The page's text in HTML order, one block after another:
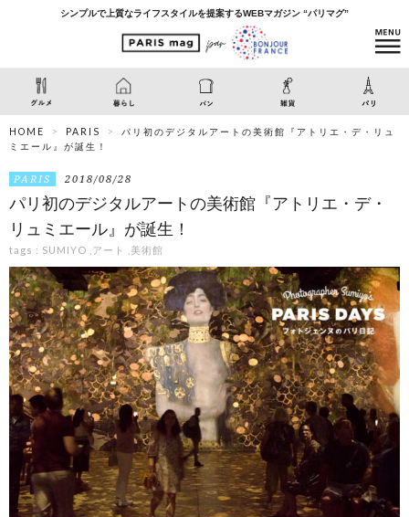
シンプルで上質なライフスタイルを提案するWEBマガジン “パリマグ”
HOME PARIS
パリ初のデジタルアートの美術館『アトリエ・デ・リュ
ミエール』が誕生！
PARIS 2018/08/28
パリ初のデジタルアートの美術館『アトリエ・デ・
リュミエール』が誕生！
tags : SUMIYO アート 美術館